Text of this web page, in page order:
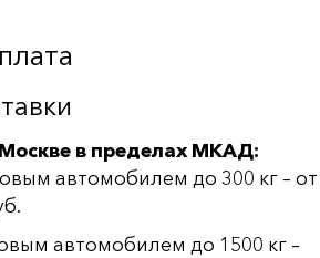
в пределах МКАД:
автомобилем до 300 кг – от
автомобилем до 1500 кг –